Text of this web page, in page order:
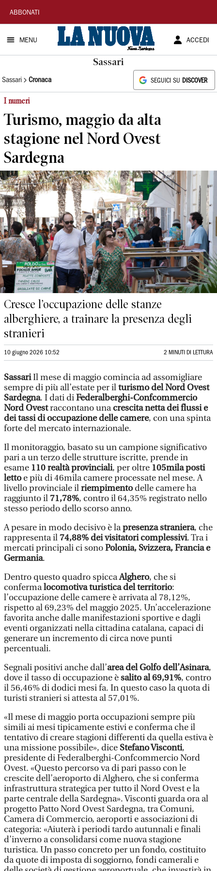
La
Nuova
Sardegna
ABBONATI
MENU ACCEDI
Sassari
Sassari Cronaca SEGUICI SU DISCOVER
I numeri
Turismo, maggio da alta
stagione nel Nord Ovest
Sardegna
Cresce l’occupazione delle stanze
alberghiere, a trainare la presenza degli
stranieri
10 giugno 2026 10:52 2 MINUTI DI LETTURA
SassariIl mese di maggio comincia ad assomigliare
sempre di più all’estate per ilturismo del Nord Ovest
Sardegna. I dati diFederalberghi-Confcommercio
Nord Ovestraccontano unacrescita netta dei flussi e
dei tassi di occupazione delle camere, con una spinta
forte del mercato internazionale.
Il monitoraggio, basato su un campione significativo
pari a un terzo delle strutture iscritte, prende in
esame 110 realtà provinciali, per oltre 105mila posti
lettoe più di 46mila camere processate nel mese. A
livello provinciale ilriempimentodelle camere ha
raggiunto il71,78%, contro il 64,35% registrato nello
stesso periodo dello scorso anno.
A pesare in modo decisivo è lapresenza straniera, che
rappresenta il74,88% dei visitatori complessivi. Tra i
mercati principali ci sonoPolonia, Svizzera, Francia e
Germania.
Dentro questo quadro spiccaAlghero, che si
confermalocomotiva turistica del territorio:
l’occupazione delle camere è arrivata al 78,12%,
rispetto al 69,23% del maggio 2025. Un’accelerazione
favorita anche dalle manifestazioni sportive e dagli
eventi organizzati nella cittadina catalana, capaci di
generare un incremento di circa nove punti
percentuali.
Segnali positivi anche dall’area del Golfo dell’Asinara,
dove il tasso di occupazione èsalito al 69,91%, contro
il 56,46% di dodici mesi fa. In questo caso la quota di
turisti stranieri si attesta al 57,01%.
«Il mese di maggio porta occupazioni sempre più
simili ai mesi tipicamente estivi e conferma che il
tentativo di creare stagioni differenti da quella estiva è
una missione possibile», dice Stefano Visconti,
presidente di Federalberghi-Confcommercio Nord
Ovest. «Questo percorso va di pari passo con le
crescite dell’aeroporto di Alghero, che si conferma
infrastruttura strategica per tutto il Nord Ovest e la
parte centrale della Sardegna». Visconti guarda ora al
progetto Patto Nord Ovest Sardegna, tra Comuni,
Camera di Commercio, aeroporti e associazioni di
categoria: «Aiuterà i periodi tardo autunnali e finali
d’inverno a consolidarsi come nuova stagione
turistica. Un passo concreto per un fondo, costituito
da quote di imposta di soggiorno, fondi camerali e